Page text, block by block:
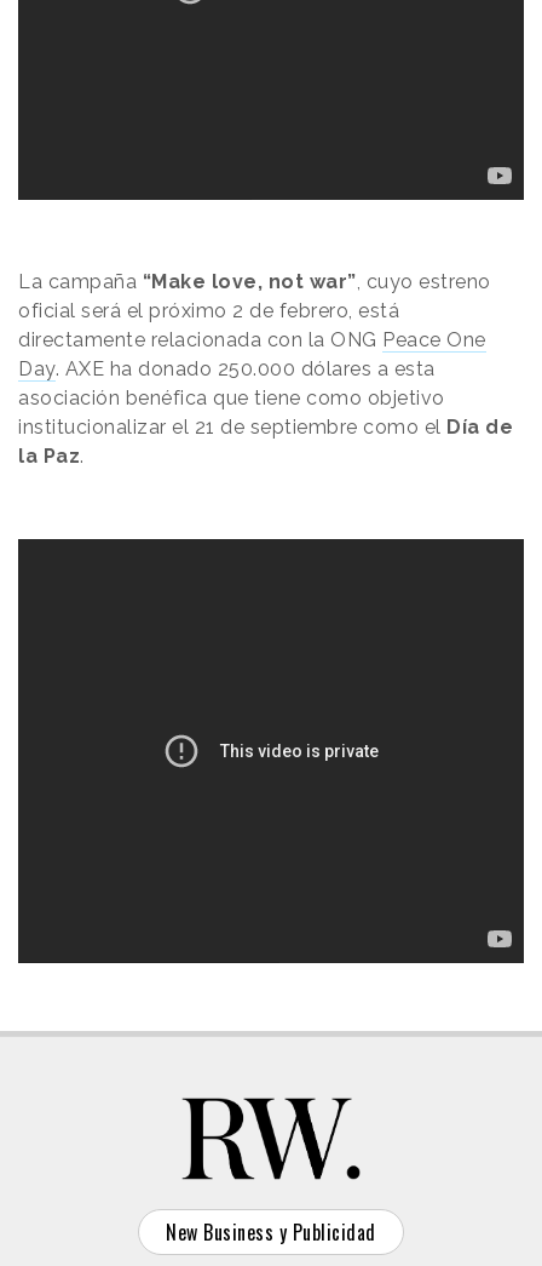
La campaña “Make love, not war” , cuyo estreno
oficial será el próximo 2 de febrero, está
directamente relacionada con la ONG Peace One
Day. AXE ha donado 250.000 dólares a esta
asociación benéfica que tiene como objetivo
institucionalizar el 21 de septiembre como el Día de
la Paz.
New Business y Publicidad